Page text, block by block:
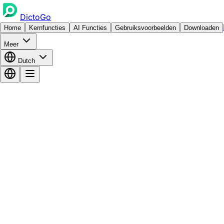
DictoGo
Home Kernfuncties AI Functies Gebruiksvoorbeelden Downloaden
Meer
Dutch